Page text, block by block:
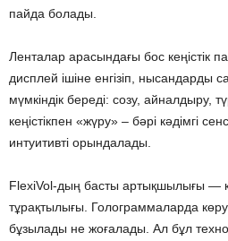
пайда болады.
Ленталар арасындағы бос кеңістік
дисплей ішіне енгізіп, нысандарды
мүмкіндік береді: созу, айналдыру,
кеңістікпен «жүру» – бәрі кәдімгі
интуитивті орындалады.
FlexiVol-дың басты артықшылығы —
тұрақтылығы. Голограммаларда
бұзылады не жоғалады. Ал бұл